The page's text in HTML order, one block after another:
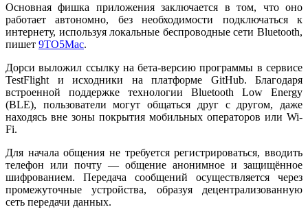
Основная фишка приложения заключается в том, что оно
работает автономно, без необходимости подключаться к
интернету, используя локальные беспроводные сети Bluetooth,
пишет 9TO5Mac.
Дорси выложил ссылку на бета-версию программы в сервисе
TestFlight и исходники на платформе GitHub. Благодаря
встроенной поддержке технологии Bluetooth Low Energy
(BLE), пользователи могут общаться друг с другом, даже
находясь вне зоны покрытия мобильных операторов или Wi-
Fi.
Для начала общения не требуется регистрироваться, вводить
телефон или почту — общение анонимное и защищённое
шифрованием. Передача сообщений осуществляется через
промежуточные устройства, образуя децентрализованную
сеть передачи данных.